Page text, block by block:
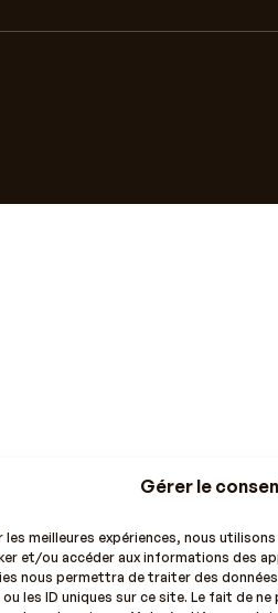
Gérer le
meilleures expériences, nous
et/ou accéder aux informations des
nous permettra de traiter des
les ID uniques sur ce site. Le fait de